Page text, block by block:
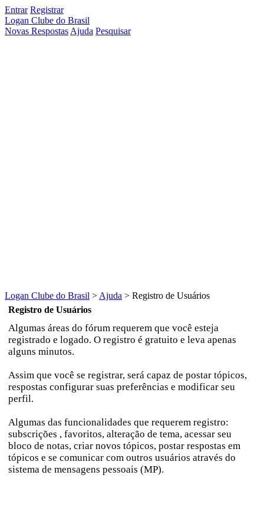
Entrar Registrar
Logan Clube do Brasil
Novas Respostas Ajuda Pesquisar
Logan Clube do Brasil > Ajuda > Registro de Usuários
Registro de Usuários
Algumas áreas do fórum requerem que você esteja
registrado e logado. O registro é gratuito e leva apenas
alguns minutos.
Assim que você se registrar, será capaz de postar tópicos,
respostas configurar suas preferências e modificar seu
perfil.
Algumas das funcionalidades que requerem registro:
subscrições , favoritos, alteração de tema, acessar seu
bloco de notas, criar novos tópicos, postar respostas em
tópicos e se comunicar com outros usuários através do
sistema de mensagens pessoais (MP).